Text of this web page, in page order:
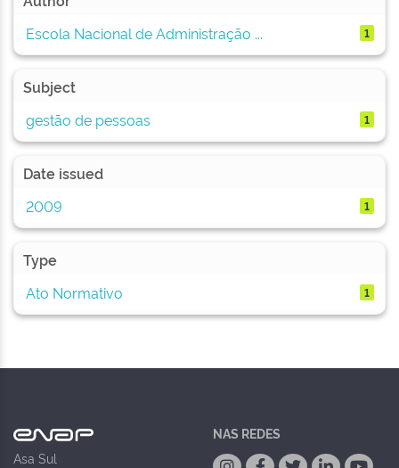
Escola Nacional de Administração ...
1
Subject
gestão de pessoas
1
Date issued
2009
1
Type
Ato Normativo
1
Asa Sul
NAS REDES